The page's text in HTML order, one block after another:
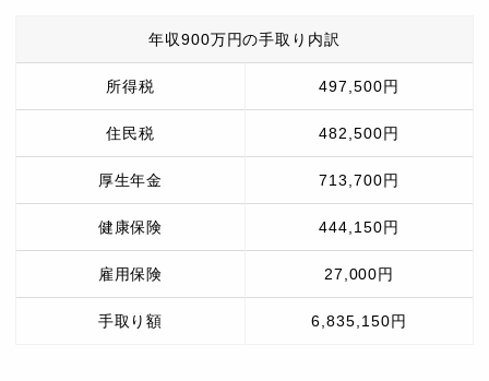
年収900万円の手取り内訳
所得税 497,500円
住民税 482,500円
厚生年金 713,700円
健康保険 444,150円
雇用保険 27,000円
手取り額 6,835,150円